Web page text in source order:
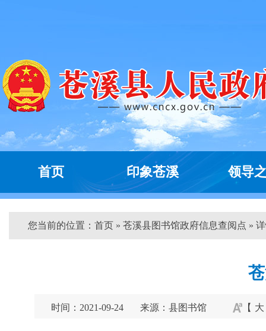
首页 印象苍溪 领导
您当前的位置： 首页 » 苍溪县图书馆政府信息查阅点 »
时间：2021-09-24 来源：县图书馆 【 大